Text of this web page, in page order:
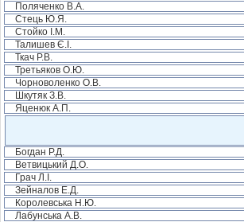
Поляченко В.А.
Стець Ю.Я.
Стойко І.М.
Талишев Є.І.
Ткач Р.В.
Третьяков О.Ю.
Чорноволенко О.В.
Шкутяк З.В.
Яценюк А.П.
Богдан Р.Д.
Ветвицький Д.О.
Грач Л.І.
Зейналов Е.Д.
Королевська Н.Ю.
Лабунська А.В.